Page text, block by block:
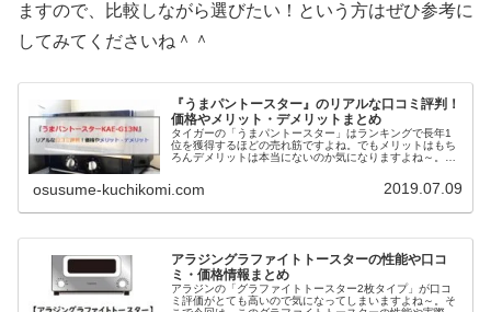
ますので、比較しながら選びたい！という方はぜひ参考に
してみてくださいね＾＾
『うまパントースター』のリアルな口コミ評判！
価格やメリット・デメリットまとめ
タイガーの「うまパントースター」はランキングで長年1
位を獲得するほどの売れ筋ですよね。でもメリットはもち
ろんデメリットは本当にないのか気になりますよね～。今
な口コミから分かった真実と、性能や価格・販売店まで詳
しくまとめてみました。これから買おうか迷ってる方も参
osusume-kuchikomi.com 2019.07.09
アラジングラファイトトースターの性能や口コ
ミ・価格情報まとめ
アラジンの「グラファイトトースター2枚タイプ」が口コ
ミ評価がとても高いので気になってしまいますよね～。そ